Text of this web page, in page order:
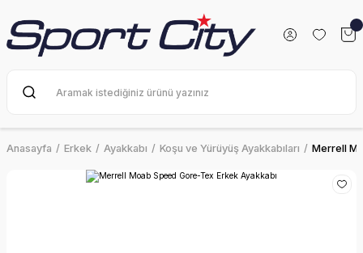
Anasayfa Erkek Ayakkabı Koşu ve Yürüyüş Ayakkabıları Merrell